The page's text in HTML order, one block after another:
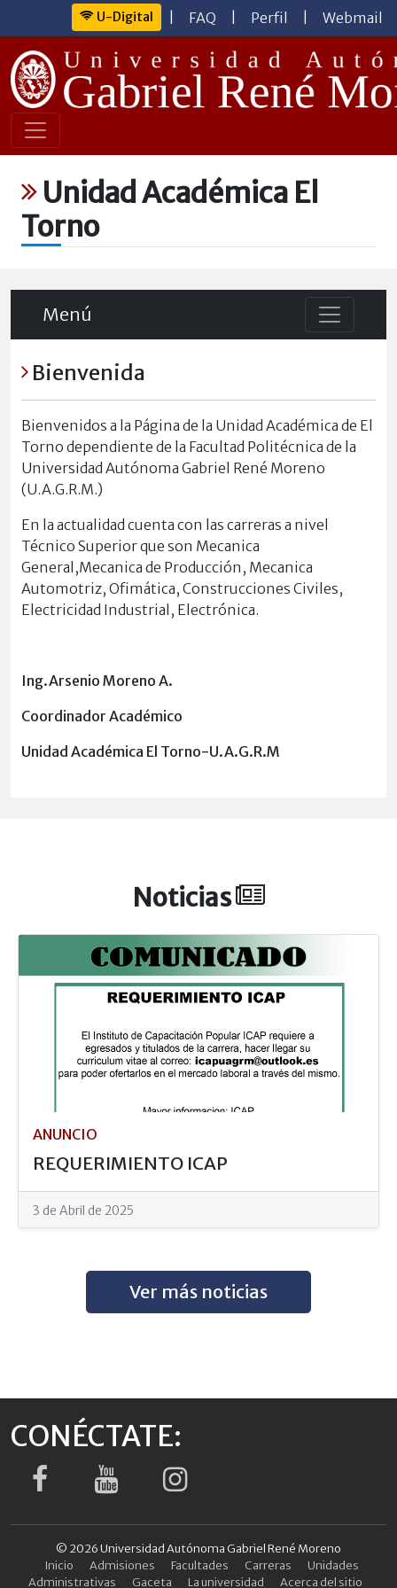
U-Digital FAQ Perfil Webmail
Unidad Académica El
Torno
Menú
Bienvenida
Bienvenidos a la Página de la Unidad Académica de El
Torno dependiente de la Facultad Politécnica de la
Universidad Autónoma Gabriel René Moreno
(U.A.G.R.M.)
En la actualidad cuenta con las carreras a nivel
Técnico Superior que son Mecanica
General,Mecanica de Producción, Mecanica
Automotriz, Ofimática, Construcciones Civiles,
Electricidad Industrial, Electrónica.
Ing.Arsenio Moreno A.
Coordinador Académico
Unidad Académica El Torno-U.A.G.R.M
Noticias
ANUNCIO
REQUERIMIENTO ICAP
3 de Abril de 2025
Ver más noticias
CONÉCTATE:
© 2026 Universidad Autónoma Gabriel René Moreno
Inicio
Admisiones Facultades Carreras
Unidades
Administrativas
Gaceta La universidad Acerca del sitio